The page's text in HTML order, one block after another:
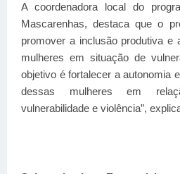
A coordenadora local do
Mascarenhas, destaca que o
promover a inclusão produtiva e
mulheres em situação de
objetivo é fortalecer a autonomia
dessas mulheres em
vulnerabilidade e violência”,